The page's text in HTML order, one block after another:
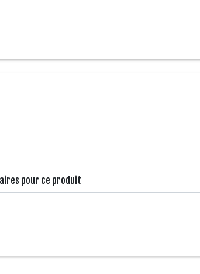
pour ce produit